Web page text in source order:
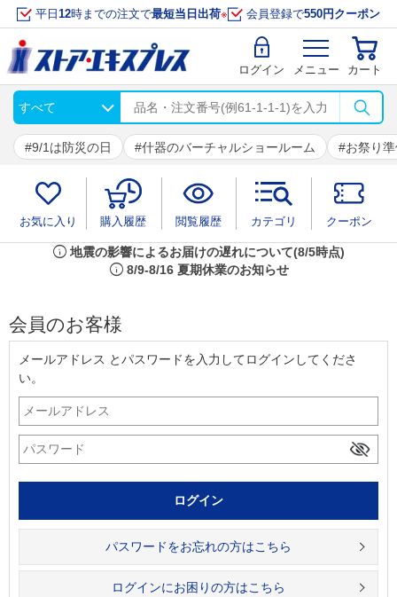
平日 12時までの注文で最短当日出荷※ 会員登録で550円クーポン
ログイン メニュー カート
9/1は防災の日 什器のバーチャルショールーム お祭り
お気に入り 購入履歴 閲覧履歴 カテゴリ クーポン
info 地震の影響によるお届けの遅れについて(8/5時点)
info 8/9-8/16 夏期休業のお知らせ
会員のお客様
メールアドレス とパスワードを入力してログインしてくださ
い。
パスワードをお忘れの方はこちら
ログインにお困りの方はこちら